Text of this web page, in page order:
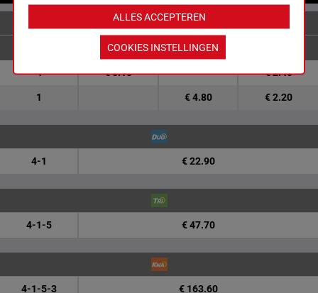
ENKELVOUDIGE WEDDENSCHAPPEN
4 € 5.10 € 2.40
1 € 4.80 € 2.20
4-1 € 22.90
4-1-5 € 47.70
4-1-5-3 € 163.60
ALLES ACCEPTEREN
COOKIES INSTELLINGEN